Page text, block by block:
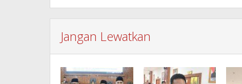
Jangan Lewatkan